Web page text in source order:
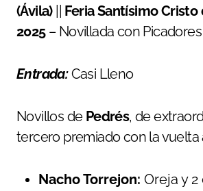
(Ávila)
Feria Santísimo Cristo
2025– Novillada con Picadores
Entrada:Casi Lleno
Novillos de Pedrés, de
tercero premiado con la vuelta
Nacho Torrejon: Oreja y 2